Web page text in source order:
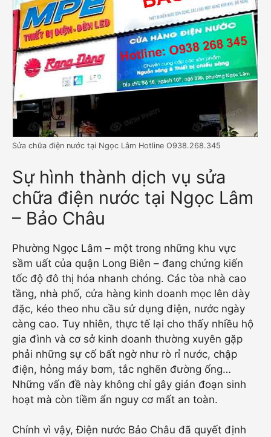
Sửa chữa điện nước tại Ngọc Lâm Hotline O938.268.345
Sự hình thành dịch vụ sửa
chữa điện nước tại Ngọc Lâm
– Bảo Châu
Phường Ngọc Lâm – một trong những khu vực
sầm uất của quận Long Biên – đang chứng kiến
tốc độ đô thị hóa nhanh chóng. Các tòa nhà cao
tầng, nhà phố, cửa hàng kinh doanh mọc lên dày
đặc, kéo theo nhu cầu sử dụng điện, nước ngày
càng cao. Tuy nhiên, thực tế lại cho thấy nhiều hộ
gia đình và cơ sở kinh doanh thường xuyên gặp
phải những sự cố bất ngờ như rò rỉ nước, chập
điện, hỏng máy bơm, tắc nghẽn đường ống…
Những vấn đề này không chỉ gây gián đoạn sinh
hoạt mà còn tiềm ẩn nguy cơ mất an toàn.
Chính vì vậy, Điện nước Bảo Châu đã quyết định